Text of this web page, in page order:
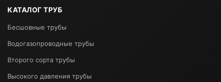
КАТАЛОГ ТРУБ
Бесшовные трубы
Водогазопроводные трубы
Второго сорта трубы
Высокого давления трубы